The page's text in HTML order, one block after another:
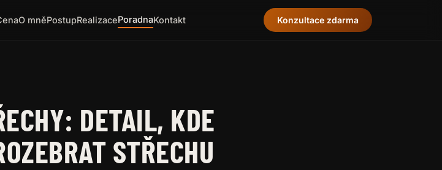
O mněPostupRealizacePoradnaKontakt Konzultace zdarma
DETAIL, KDE
STŘECHU